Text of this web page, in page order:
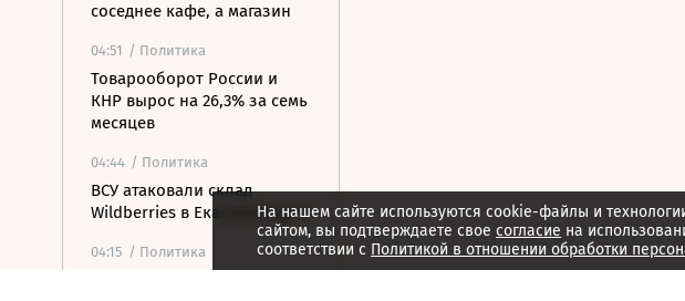
соседнее кафе, а магазин
04:51 / Политика
Товарооборот России и
КНР вырос на 26,3% за семь
месяцев
04:44 / Политика
ВСУ атаковали склад
Wildberries в Екатеринбурге
04:15 / Политика
На нашем сайте используются cookie-файлы и
сайтом, вы подтверждаете свое согласие на
соответствии с Политикой в отношении обработки